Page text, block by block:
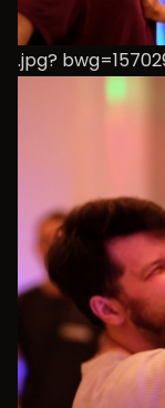
.jpg?